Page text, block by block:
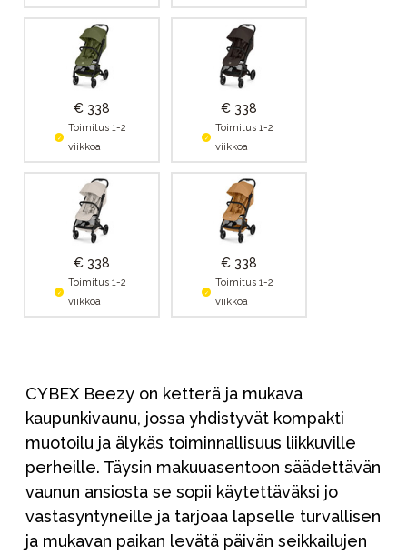
€ 338
Toimitus 1-2
viikkoa
€ 338
Toimitus 1-2
viikkoa
€ 338
Toimitus 1-2
viikkoa
€ 338
Toimitus 1-2
viikkoa
CYBEX Beezy on ketterä ja mukava
kaupunkivaunu, jossa yhdistyvät kompakti
muotoilu ja älykäs toiminnallisuus liikkuville
perheille. Täysin makuuasentoon säädettävän
vaunun ansiosta se sopii käytettäväksi jo
vastasyntyneille ja tarjoaa lapselle turvallisen
ja mukavan paikan levätä päivän seikkailujen